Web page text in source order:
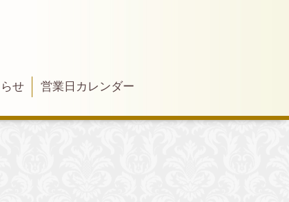
せ 営業日カレンダー